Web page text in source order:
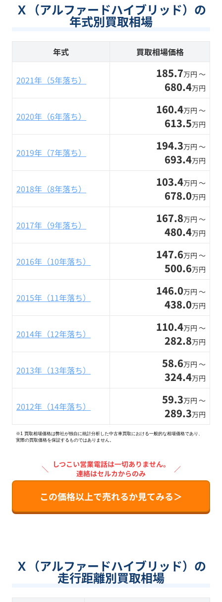
Ｘ（アルファードハイブリッド）の
年式別買取相場
年式 買取相場価格
2021年（5年落ち） 185.7万円 〜
680.4万円
2020年（6年落ち） 160.4万円 〜
613.5万円
2019年（7年落ち） 194.3万円 〜
693.4万円
2018年（8年落ち） 103.4万円 〜
678.0万円
2017年（9年落ち） 167.8万円 〜
480.4万円
2016年（10年落ち） 147.6万円 〜
500.6万円
2015年（11年落ち） 146.0万円 〜
438.0万円
2014年（12年落ち） 110.4万円 〜
282.8万円
2013年（13年落ち） 58.6万円 〜
324.4万円
2012年（14年落ち） 59.3万円 〜
289.3万円
※1 買取相場価格は弊社が独自に統計分析した中古車買取における一般的な相場価格であり、
実際の買取価格を保証するものではありません。
＼ しつこい営業電話は一切ありません。
連絡はセルカからのみ
／
この価格以上で売れるか見てみる＞
Ｘ（アルファードハイブリッド）の
走行距離別買取相場